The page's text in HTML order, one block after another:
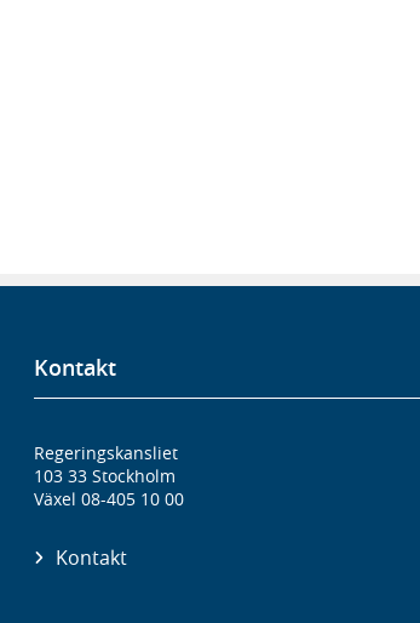
Kontakt
Regeringskansliet
103 33 Stockholm
Växel 08-405 10 00
Kontakt